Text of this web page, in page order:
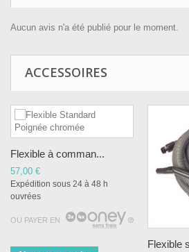
Aucun avis n'a été publié pour le moment.
ACCESSOIRES
Flexible à comman...
57,00 €
Expédition sous 24 à 48 h
ouvrées
OU PAYER EN
Flexible